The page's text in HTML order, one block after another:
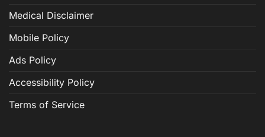
Medical Disclaimer
Mobile Policy
Ads Policy
Accessibility Policy
Terms of Service